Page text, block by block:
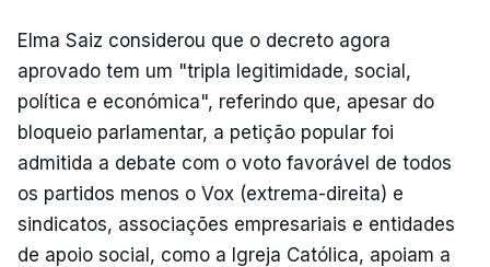
Elma Saiz considerou que o decreto agora
aprovado tem um "tripla legitimidade, social,
política e económica", referindo que, apesar do
bloqueio parlamentar, a petição popular foi
admitida a debate com o voto favorável de todos
os partidos menos o Vox (extrema-direita) e
sindicatos, associações empresariais e entidades
de apoio social, como a Igreja Católica, apoiam a